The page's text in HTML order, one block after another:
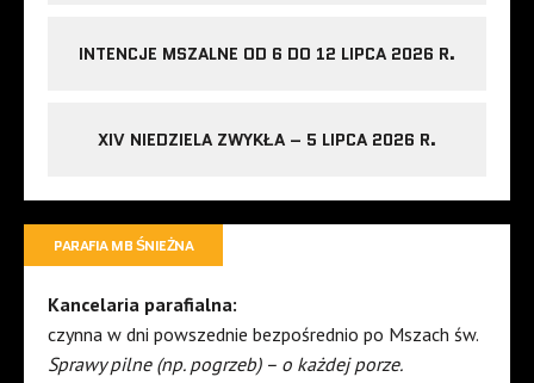
INTENCJE MSZALNE OD 6 DO 12 LIPCA 2026 R.
XIV NIEDZIELA ZWYKŁA – 5 LIPCA 2026 R.
PARAFIA MB ŚNIEŻNA
Kancelaria parafialna:
czynna w dni powszednie bezpośrednio po Mszach św.
Sprawy pilne (np. pogrzeb) – o każdej porze.